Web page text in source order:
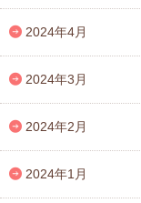
2024年4月
2024年3月
2024年2月
2024年1月